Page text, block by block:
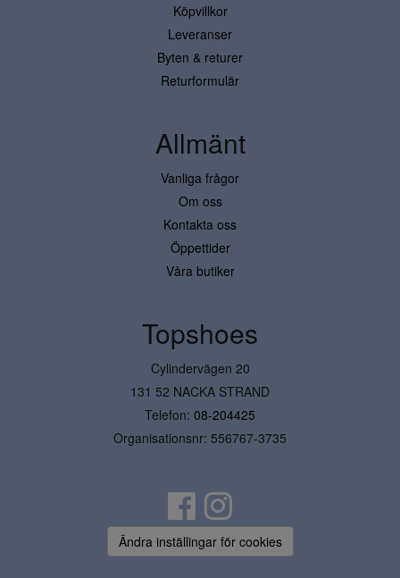
Köpvillkor
Leveranser
Byten & returer
Returformulär
Allmänt
Vanliga frågor
Om oss
Kontakta oss
Öppettider
Våra butiker
Topshoes
Cylindervägen 20
131 52 NACKA STRAND
Telefon: 08-204425
Organisationsnr: 556767-3735
Ändra inställingar för cookies